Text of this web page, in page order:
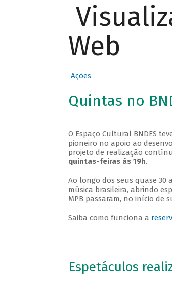
Web
Ações
Quintas no
O Espaço Cultural BNDES
pioneiro no apoio ao
projeto de realização
quintas-feiras às 19h.
Ao longo dos seus quase 30
música brasileira, abrindo
MPB passaram, no início de
Saiba como funciona a
Espetáculos